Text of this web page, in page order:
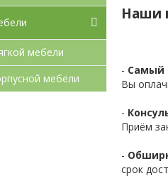
мебели
мебели
Наши
- Самый
Вы
-
Приём
-
срок